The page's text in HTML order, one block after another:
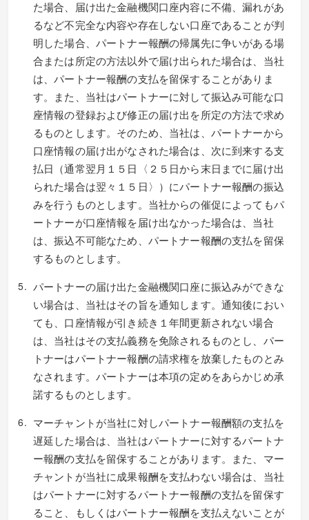
た場合、届け出た金融機関口座内容に不備、漏れがあ
るなど不完全な内容や存在しない口座であることが判
明した場合、パートナー報酬の帰属先に争いがある場
合または所定の方法以外で届け出られた場合は、当社
は、パートナー報酬の支払を留保することがありま
す。また、当社はパートナーに対して振込み可能な口
座情報の登録および修正の届け出を所定の方法で求め
るものとします。そのため、当社は、パートナーから
口座情報の届け出がなされた場合は、次に到来する支
払日（通常翌月１５日〈２５日から末日までに届け出
られた場合は翌々１５日〉）にパートナー報酬の振込
みを行うものとします。当社からの催促によってもパ
ートナーが口座情報を届け出なかった場合は、当社
は、振込不可能なため、パートナー報酬の支払を留保
するものとします。
パートナーの届け出た金融機関口座に振込みができな
い場合は、当社はその旨を通知します。通知後におい
ても、口座情報が引き続き１年間更新されない場合
は、当社はその支払義務を免除されるものとし、パー
トナーはパートナー報酬の請求権を放棄したものとみ
なされます。パートナーは本項の定めをあらかじめ承
諾するものとします。
マーチャントが当社に対しパートナー報酬額の支払を
遅延した場合は、当社はパートナーに対するパートナ
ー報酬の支払を留保することがあります。また、マー
チャントが当社に成果報酬を支払わない場合は、当社
はパートナーに対するパートナー報酬の支払を留保す
ること、もしくはパートナー報酬を支払えないことが